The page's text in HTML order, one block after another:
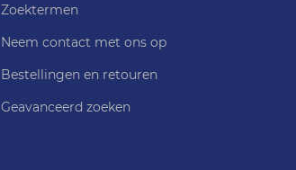
Zoektermen
Neem contact met ons op
Bestellingen en retouren
Geavanceerd zoeken